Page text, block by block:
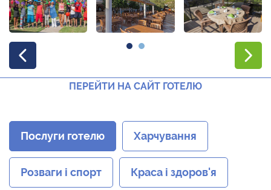
ПЕРЕЙТИ НА САЙТ ГОТЕЛЮ
Послуги готелю Харчування
Розваги і спорт Краса і здоров'я